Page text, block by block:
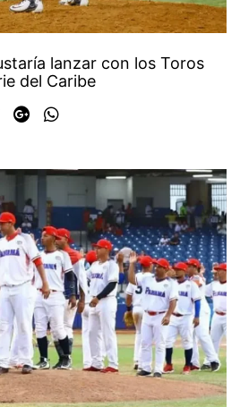
lanzar con los Toros
del Caribe